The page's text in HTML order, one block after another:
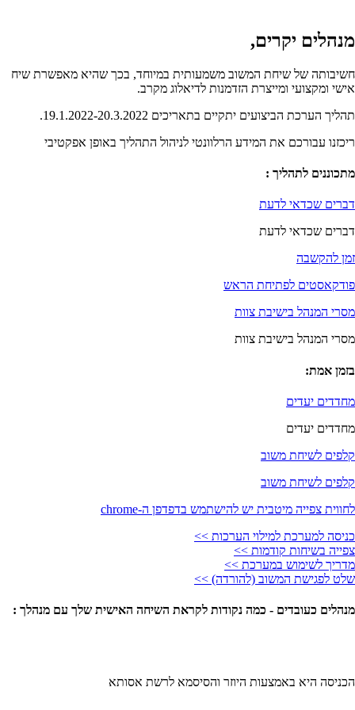
מנהלים יקרים,
חשיבותה של שיחת המשוב משמעותית במיוחד, בכך שהיא מאפשרת שיח
אישי ומקצועי ומייצרת הזדמנות לדיאלוג מקרב.
תהליך הערכת הביצועים יתקיים בתאריכים 19.1.2022-20.3.2022.
ריכזנו עבורכם את המידע הרלוונטי לניהול התהליך באופן אפקטיבי
מתכוננים לתהליך :​
דברים שכדאי לדעת
דברים שכדאי לדעת
זמן להקשבה
פודקאסטים לפתיחת הראש
מסרי המנהל בישיבת צוות
מסרי המנהל בישיבת צוות
בזמן אמת:
מחדדים יעדים
מחדדים יעדים
קלפים לשיחת משוב
קלפים לשיחת משוב
לחווית צפייה מיטבית יש להישתמש בדפדפן ה-chrome
כניסה למערכת למילוי הערכות >>
צפייה בשיחות קודמות >>
מדריך לשימוש במערכת >>
שלט לפגישת המשוב (להורדה) >>
מנהלים כעובדים - כמה נקודות לקראת השיחה האישית שלך עם מנהלך :
הכניסה היא באמצעות היוזר והסיסמא לרשת אסותא